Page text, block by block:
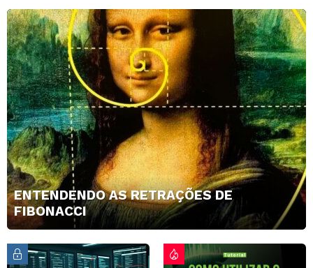
ENTENDENDO AS RETRAÇÕES DE
FIBONACCI